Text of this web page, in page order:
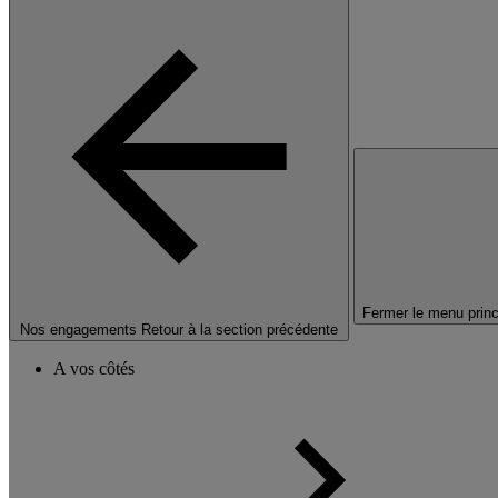
Nos engagements Retour à la section précédente
Fermer le menu
A vos côtés